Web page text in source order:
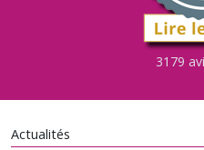
3179
Actualités